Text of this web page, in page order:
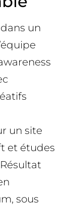
un
un site
et études
sous